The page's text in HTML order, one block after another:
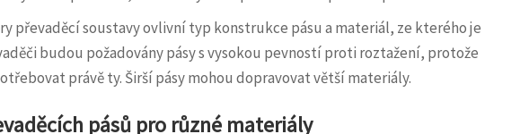
převaděcí soustavy ovlivní typ konstrukce pásu a materiál, ze kterého je
budou požadovány pásy s vysokou pevností proti roztažení, protože
právě ty. Širší pásy mohou dopravovat větší materiály.
pásů pro různé materiály